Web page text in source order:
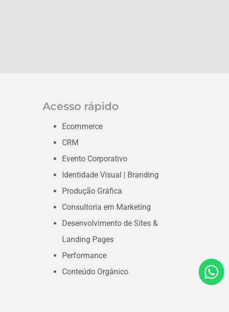
Acesso rápido
Ecommerce
CRM
Evento Corporativo
Identidade Visual | Branding
Produção Gráfica
Consultoria em Marketing
Desenvolvimento de Sites &
Landing Pages
Performance
Conteúdo Orgânico